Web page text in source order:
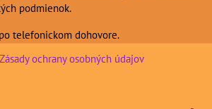
podmienok.
telefonickom dohovore.
Zásady ochrany osobných údajov